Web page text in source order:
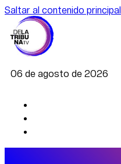
Saltar al contenido principal
06 de agosto de 2026